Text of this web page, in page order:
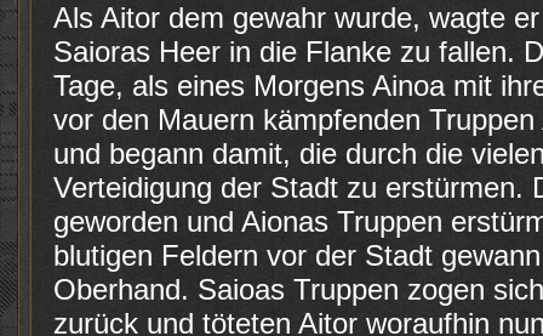
Als Aitor dem gewahr wurde, wagte
Saioras Heer in die Flanke zu fallen.
Tage, als eines Morgens Ainoa mit
vor den Mauern kämpfenden
und begann damit, die durch die
Verteidigung der Stadt zu erstürmen.
geworden und Aionas Truppen
blutigen Feldern vor der Stadt
Oberhand. Saioas Truppen zogen
zurück und töteten Aitor woraufhin